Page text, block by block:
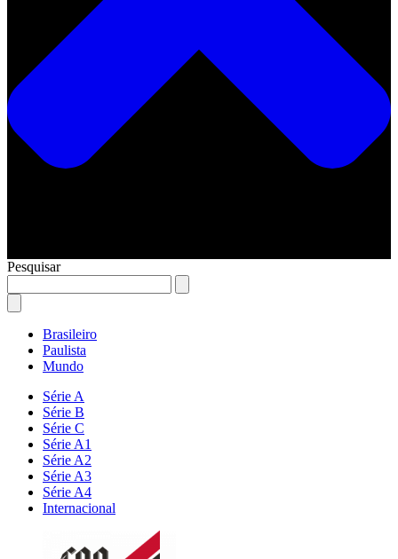
Pesquisar
Brasileiro
Paulista
Mundo
Série A
Série B
Série C
Série A1
Série A2
Série A3
Série A4
Internacional